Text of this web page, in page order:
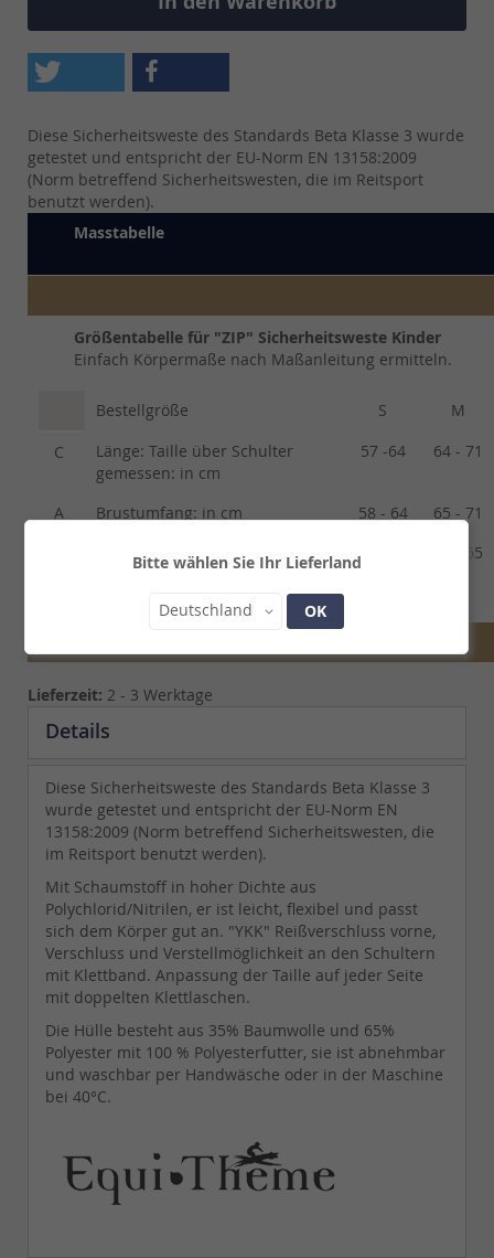
Bitte wählen Sie Ihr Lieferland
Land
Deutschland OK
Diese Sicherheitsweste des Standards Beta Klasse 3 wurde
getestet und entspricht der EU-Norm EN 13158:2009
(Norm betreffend Sicherheitswesten, die im Reitsport
benutzt werden).
Masstabelle
Größentabelle für "ZIP" Sicherheitsweste Kinder
Einfach Körpermaße nach Maßanleitung ermitteln.
Bestellgröße S
M
C
Länge: Taille über Schulter
gemessen: in cm
57 -64 64 - 71
A Brustumfang: in cm 58 - 64
65 - 71
Taillenumfang: in cm 52 - 58 59 - 65
Lieferzeit: 2 - 3 Werktage
Details
Diese Sicherheitsweste des Standards Beta Klasse 3
wurde getestet und entspricht der EU-Norm EN
13158:2009 (Norm betreffend Sicherheitswesten, die
im Reitsport benutzt werden).
Mit Schaumstoff in hoher Dichte aus
Polychlorid/Nitrilen, er ist leicht, flexibel und passt
sich dem Körper gut an. "YKK" Reißverschluss vorne,
Verschluss und Verstellmöglichkeit an den Schultern
mit Klettband. Anpassung der Taille auf jeder Seite
mit doppelten Klettlaschen.
Die Hülle besteht aus 35% Baumwolle und 65%
Polyester mit 100 % Polyesterfutter, sie ist abnehmbar
und waschbar per Handwäsche oder in der Maschine
bei 40°C.